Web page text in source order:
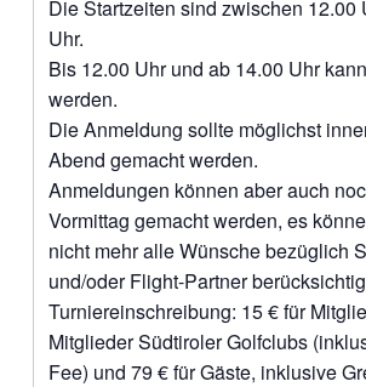
Die Startzeiten sind zwischen 12.00
Uhr.
Bis 12.00 Uhr und ab 14.00 Uhr
werden.
Die Anmeldung sollte möglichst
Abend gemacht werden.
Anmeldungen können aber auch
Vormittag gemacht werden, es
nicht mehr alle Wünsche bezüglich
und/oder Flight-Partner
Turniereinschreibung: 15 € für
Mitglieder Südtiroler Golfclubs
Fee) und 79 € für Gäste, inklusive